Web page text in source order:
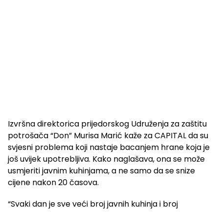
Izvršna direktorica prijedorskog Udruženja za zaštitu
potrošača “Don” Murisa Marić kaže za CAPITAL da su
svjesni problema koji nastaje bacanjem hrane koja je
još uvijek upotrebljiva. Kako naglašava, ona se može
usmjeriti javnim kuhinjama, a ne samo da se snize
cijene nakon 20 časova.
“Svaki dan je sve veći broj javnih kuhinja i broj